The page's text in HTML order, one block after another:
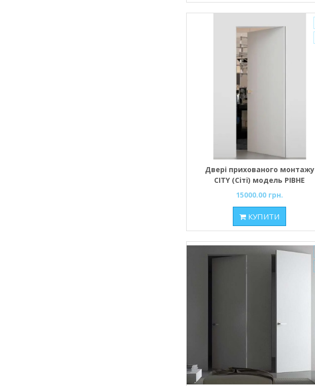
Двері прихованого монтажу
CITY (Сіті) модель РІВНЕ
(внутрішнє inside) Полотно з
алюмінієвим Чорним торцем,
профіль коробки - Чорний
15000.00 грн.
КУПИТИ